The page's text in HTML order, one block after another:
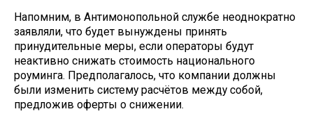
Напомним, в Антимонопольной службе неоднократно
заявляли, что будет вынуждены принять
принудительные меры, если операторы будут
неактивно снижать стоимость национального
роуминга. Предполагалось, что компании должны
были изменить систему расчётов между собой,
предложив оферты о снижении.